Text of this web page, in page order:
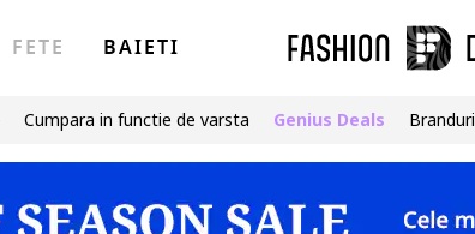
FETE BAIETI
Cumpara in functie de varsta Genius Deals Branduri